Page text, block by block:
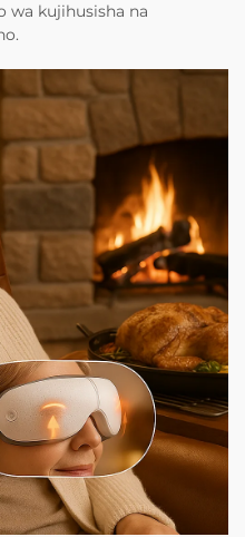
wa kujihusisha na